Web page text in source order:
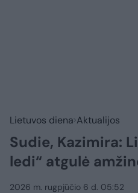
Lietuvos diena Aktualijos
Sudie, Kazimira:
ledi“ atgulė
2026 m. rugpjūčio 6 d. 05:52